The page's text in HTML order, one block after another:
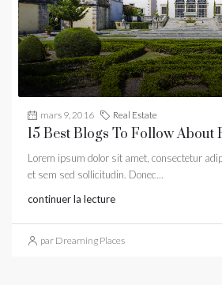
mars 9, 2016 Real Estate
15 Best Blogs To Follow About
Lorem ipsum dolor sit amet, consectetur
et sem sed sollicitudin. Donec...
continuer la lecture
par Dreaming Places